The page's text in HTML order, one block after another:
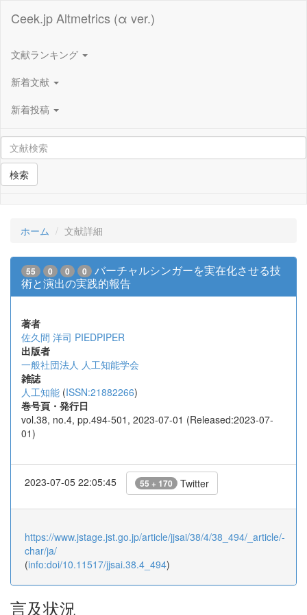
Ceek.jp Altmetrics (α ver.)
文献ランキング
新着文献
新着投稿
検索
ホーム 文献詳細
55 0 0 0
バーチャルシンガーを実在化させる技
術と演出の実践的報告
著者
佐久間 洋司 PIEDPIPER
出版者
一般社団法人 人工知能学会
雑誌
人工知能 (ISSN:21882266)
巻号頁・発行日
vol.38, no.4, pp.494-501, 2023-07-01 (Released:2023-07-
01)
2023-07-05 22:05:45 55 + 170 Twitter
https://www.jstage.jst.go.jp/article/jjsai/38/4/38_494/_article/-
char/ja/
(info:doi/10.11517/jjsai.38.4_494)
言及状況